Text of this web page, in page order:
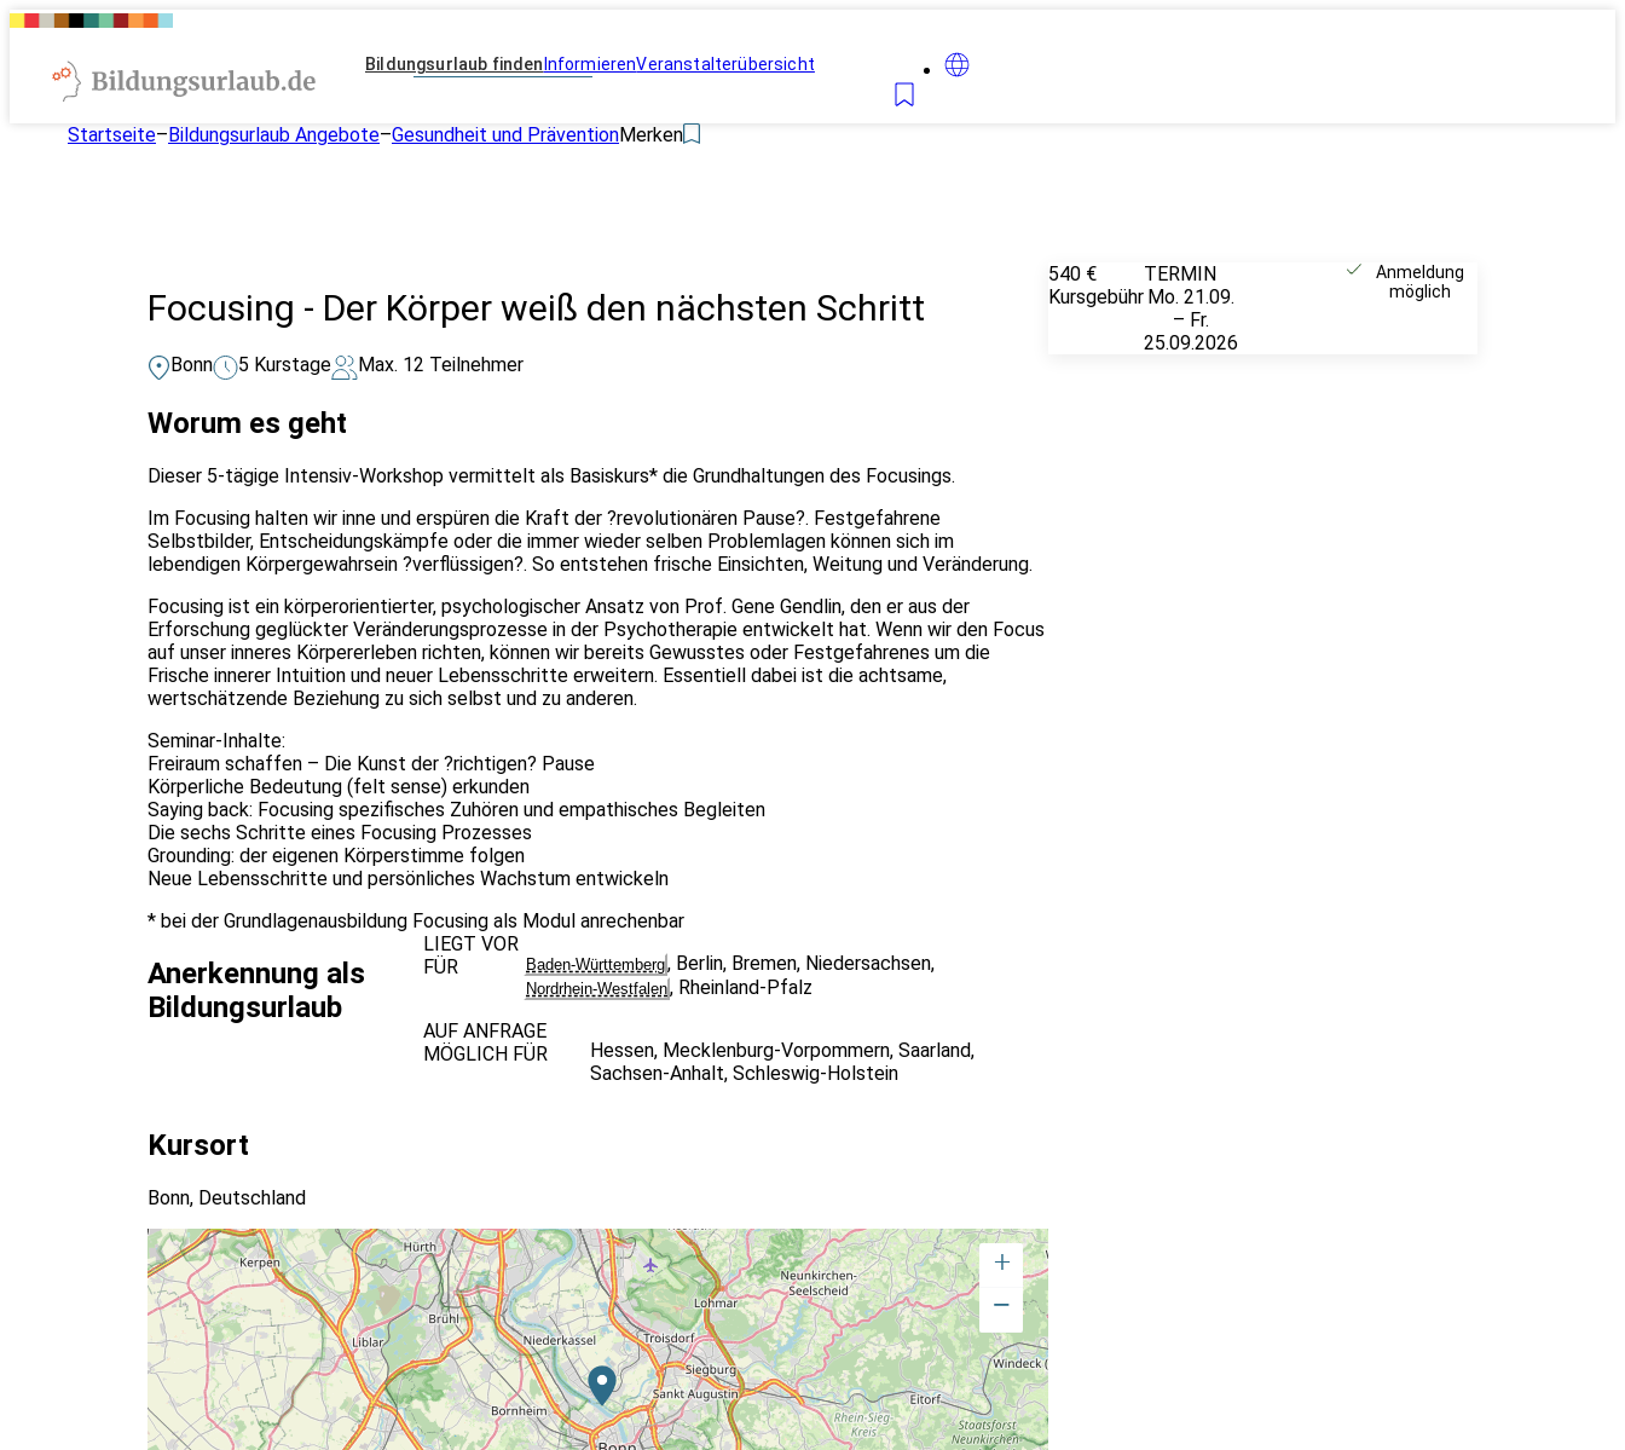
Bildungsurlaub finden InformierenVeranstalterübersicht
Startseite–Bildungsurlaub Angebote–Gesundheit und PräventionMerken
Focusing - Der Körper weiß den nächsten Schritt
Bonn 5 Kurstage Max. 12 Teilnehmer
Worum es geht
Dieser 5-tägige Intensiv-Workshop vermittelt als Basiskurs* die Grundhaltungen des Focusings.
Im Focusing halten wir inne und erspüren die Kraft der ?revolutionären Pause?. Festgefahrene
Selbstbilder, Entscheidungskämpfe oder die immer wieder selben Problemlagen können sich im
lebendigen Körpergewahrsein ?verflüssigen?. So entstehen frische Einsichten, Weitung und Veränderung.
Focusing ist ein körperorientierter, psychologischer Ansatz von Prof. Gene Gendlin, den er aus der
Erforschung geglückter Veränderungsprozesse in der Psychotherapie entwickelt hat. Wenn wir den Focus
auf unser inneres Körpererleben richten, können wir bereits Gewusstes oder Festgefahrenes um die
Frische innerer Intuition und neuer Lebensschritte erweitern. Essentiell dabei ist die achtsame,
wertschätzende Beziehung zu sich selbst und zu anderen.
Seminar-Inhalte:
Freiraum schaffen – Die Kunst der ?richtigen? Pause
Körperliche Bedeutung (felt sense) erkunden
Saying back: Focusing spezifisches Zuhören und empathisches Begleiten
Die sechs Schritte eines Focusing Prozesses
Grounding: der eigenen Körperstimme folgen
Neue Lebensschritte und persönliches Wachstum entwickeln
* bei der Grundlagenausbildung Focusing als Modul anrechenbar
Anerkennung als
Bildungsurlaub
LIEGT VOR
FÜR
Baden-Württemberg, Berlin, Bremen, Niedersachsen,
Nordrhein-Westfalen, Rheinland-Pfalz
AUF ANFRAGE
MÖGLICH FÜR
Hessen, Mecklenburg-Vorpommern, Saarland,
Sachsen-Anhalt, Schleswig-Holstein
Kursort
Bonn, Deutschland
+
−
540 €
Kursgebühr
TERMIN
Mo. 21.09.
– Fr.
25.09.2026
Anmeldung
möglich